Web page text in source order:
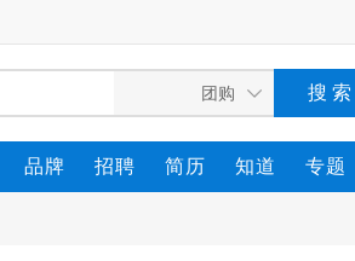
品牌 招聘 简历 知道 专题